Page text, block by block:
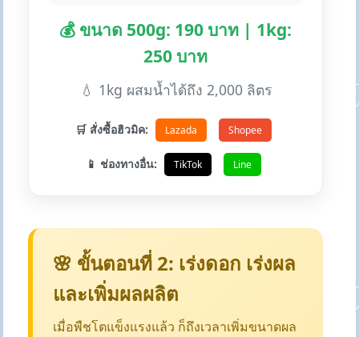
💰 ขนาด 500g: 190 บาท | 1kg:
250 บาท
💧 1kg ผสมน้ำได้ถึง 2,000 ลิตร
🛒 สั่งซื้อฮิวมิค: Lazada Shopee
📱 ช่องทางอื่น: TikTok Line
🌸 ขั้นตอนที่ 2: เร่งดอก เร่งผล
และเพิ่มผลผลิต
เมื่อพืชโตแข็งแรงแล้ว ก็ถึงเวลาเพิ่มขนาดผล